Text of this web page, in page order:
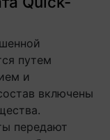
путем
и
включены
передают